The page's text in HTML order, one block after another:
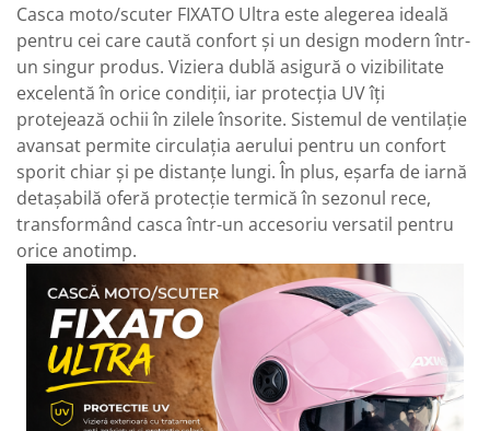
Casca moto/scuter FIXATO Ultra este alegerea ideală
pentru cei care caută confort și un design modern într-
un singur produs. Viziera dublă asigură o vizibilitate
excelentă în orice condiții, iar protecția UV îți
protejează ochii în zilele însorite. Sistemul de ventilație
avansat permite circulația aerului pentru un confort
sporit chiar și pe distanțe lungi. În plus, eșarfa de iarnă
detașabilă oferă protecție termică în sezonul rece,
transformând casca într-un accesoriu versatil pentru
orice anotimp.